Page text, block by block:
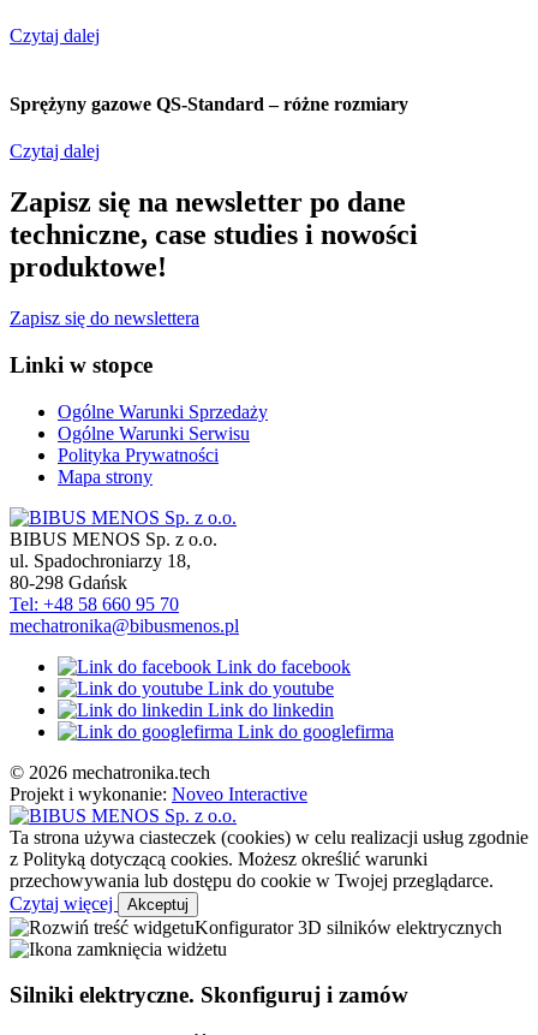
Czytaj dalej
Sprężyny gazowe QS-Standard – różne rozmiary
Czytaj dalej
Zapisz się na newsletter po dane
techniczne, case studies i nowości
produktowe!
Zapisz się do newslettera
Linki w stopce
Ogólne Warunki Sprzedaży
Ogólne Warunki Serwisu
Polityka Prywatności
Mapa strony
BIBUS MENOS Sp. z o.o.
ul. Spadochroniarzy 18,
80-298 Gdańsk
Tel: +48 58 660 95 70
mechatronika@bibusmenos.pl
Link do facebook
Link do youtube
Link do linkedin
Link do googlefirma
© 2026 mechatronika.tech
Projekt i wykonanie: Noveo Interactive
Ta strona używa ciasteczek (cookies) w celu realizacji usług zgodnie
z Polityką dotyczącą cookies. Możesz określić warunki
przechowywania lub dostępu do cookie w Twojej przeglądarce.
Czytaj więcej
Akceptuj
Konfigurator 3D silników elektrycznych
Silniki elektryczne. Skonfiguruj i zamów